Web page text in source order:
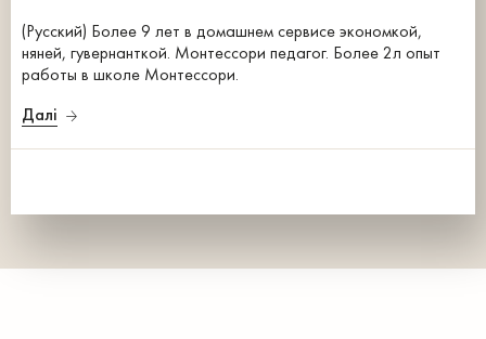
(Русский) Более 9 лет в домашнем сервисе экономкой,
няней, гувернанткой. Монтессори педагог. Более 2л опыт
работы в школе Монтессори.
Далі